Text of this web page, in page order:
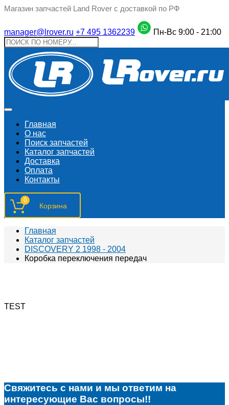
Магазин запчастей Land Rover с доставкой по РФ
manager@lrover.ru +7 495 1362239 Пн-Вс 9:00 - 21:00
Главная
О нас
Поиск запчастeй
Каталог запчастей
Доставка
Оплата
Контакты
0
Главная
Каталог запчастей
DISCOVERY 2 1998 - 2004
Коробка переключения передач
TEST
Свяжитесь с нами и мы ответим на
интересующие Вас вопросы!!